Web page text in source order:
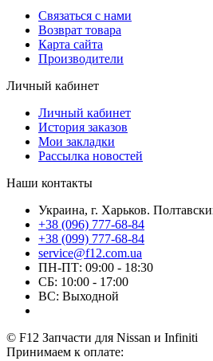
Связаться с нами
Возврат товара
Карта сайта
Производители
Личный кабинет
Личный кабинет
История заказов
Мои закладки
Рассылка новостей
Наши контакты
Украина, г. Харьков.
+38 (096) 777-68-84
+38 (099) 777-68-84
service@f12.com.ua
ПН-ПТ: 09:00 - 18:30
СБ: 10:00 - 17:00
ВС: Выходной
© F12 Запчасти для Nissan и Infiniti
Принимаем к оплате: